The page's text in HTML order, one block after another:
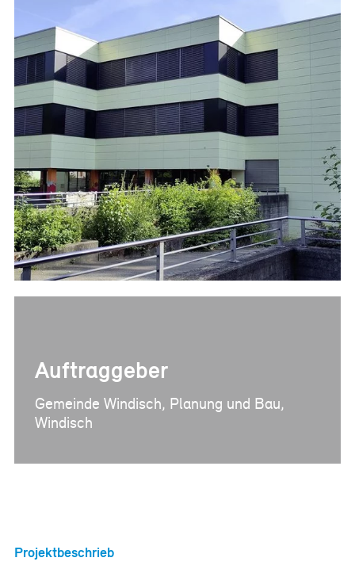
Bauherrenberatung
Immobilienberatung
Unternehmensberatung
Publikationen
News
Fachartikel
PM-Fachbuch
Projektbeschrieb
Auftraggeber
Gemeinde Windisch, Planung und Bau,
Windisch